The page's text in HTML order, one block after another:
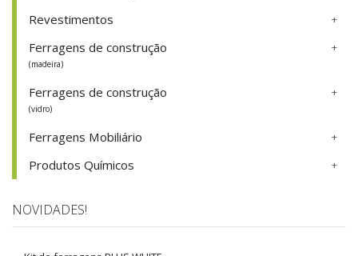
Revestimentos
Ferragens de construção
(madeira)
Ferragens de construção
(vidro)
Ferragens Mobiliário
Produtos Químicos
NOVIDADES!